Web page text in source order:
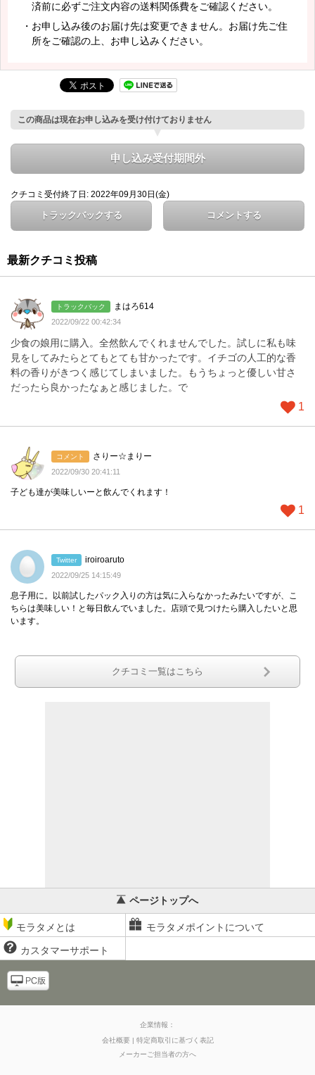
済前に必ずご注文内容の送料関係費をご確認ください。
・お申し込み後のお届け先は変更できません。お届け先ご住
所をご確認の上、お申し込みください。
この商品は現在お申し込みを受け付けておりません
申し込み受付期間外
クチコミ受付終了日: 2022年09月30日(金)
トラックバックする コメントする
最新クチコミ投稿
トラックバック まはろ614
2022/09/22 00:42:34
少食の娘用に購入。全然飲んでくれませんでした。試しに私も味
見をしてみたらとてもとても甘かったです。イチゴの人工的な香
料の香りがきつく感じてしまいました。もうちょっと優しい甘さ
だったら良かったなぁと感じました。で
1
コメント さりー☆まりー
2022/09/30 20:41:11
子ども達が美味しいーと飲んでくれます！
1
Twitter iroiroaruto
2022/09/25 14:15:49
息子用に。以前試したパック入りの方は気に入らなかったみたいですが、こ
ちらは美味しい！と毎日飲んでいました。店頭で見つけたら購入したいと思
います。
クチコミ一覧はこちら
ページトップへ
モラタメとは モラタメポイントについて
カスタマーサポート
企業情報：
会社概要
特定商取引に基づく表記
メーカーご担当者の方へ